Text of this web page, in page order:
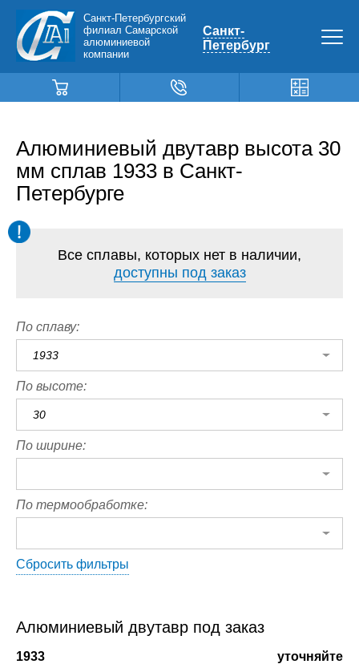
Санкт-Петербургский
филиал Самарской
алюминиевой
компании
Санкт-
Петербург
Алюминиевый двутавр высота 30
мм сплав 1933 в Санкт-
Петербурге
Все сплавы, которых нет в наличии,
доступны под заказ
По сплаву:
1933
По высоте:
30
По ширине:
По термообработке:
Сбросить фильтры
Алюминиевый двутавр под заказ
1933
уточняйте